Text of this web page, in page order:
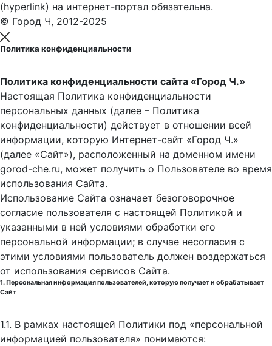
(hyperlink) на интернет-портал обязательна.
© Город Ч, 2012-2025
Политика конфиденциальности
Политика конфиденциальности сайта «Город Ч.»
Настоящая Политика конфиденциальности
персональных данных (далее – Политика
конфиденциальности) действует в отношении всей
информации, которую Интернет-сайт «Город Ч.»
(далее «Сайт»), расположенный на доменном имени
gorod-che.ru, может получить о Пользователе во время
использования Cайта.
Использование Сайта означает безоговорочное
согласие пользователя с настоящей Политикой и
указанными в ней условиями обработки его
персональной информации; в случае несогласия с
этими условиями пользователь должен воздержаться
от использования сервисов Сайта.
1. Персональная информация пользователей, которую получает и обрабатывает
Сайт
1.1. В рамках настоящей Политики под «персональной
информацией пользователя» понимаются: